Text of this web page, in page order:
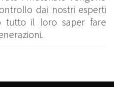
dai nostri esperti
tutto il loro saper fare